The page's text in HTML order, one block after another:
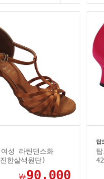
성 라틴댄스화
한살색원단)
￦90,000
탑